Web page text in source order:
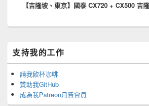
post:
【吉隆坡、東京】國泰 CX720 + CX500 吉
Primary
Sidebar
Widget
Area
支持我的工作
請我飲杯咖啡
贊助我GitHub
成為我Patreon月費會員